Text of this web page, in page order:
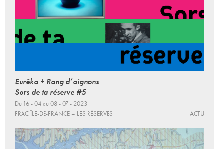
Eurêka + Rang d’oignons
Sors de ta réserve #5
Du 16 - 04 au 08 - 07 - 2023
FRAC ÎLE-DE-FRANCE – LES RÉSERVES
ACTU